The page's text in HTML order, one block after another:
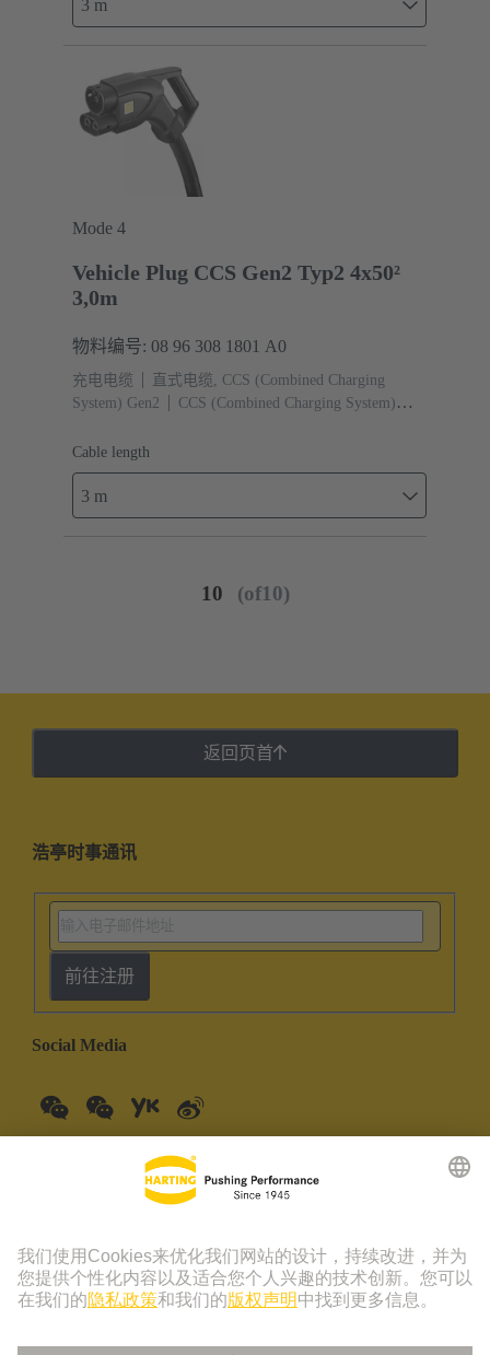
3 m
Mode 4
Vehicle Plug CCS Gen2 Typ2 4x50²
3,0m
物料编号: 08 96 308 1801 A0
充电电缆
直式电缆, CCS (Combined Charging
System) Gen2
CCS (Combined Charging System)
Cable length
3 m
10 (of10)
返回页首
浩亭时事通讯
前往注册
Social Media
© 浩亭技术集团 | 浩亭 (珠海) 制造有限公司 珠海市创新四路19
3510室 联系电话：+86 21 3418 9758， +86 400 176 1166